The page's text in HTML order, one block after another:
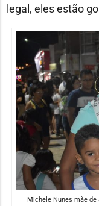
legal, eles estão
Michele Nunes mãe de